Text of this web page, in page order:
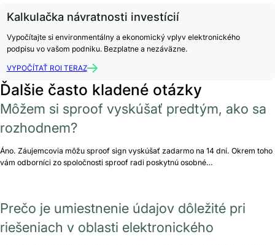
Kalkulačka návratnosti investícií
Vypočítajte si environmentálny a ekonomický vplyv elektronického
podpisu vo vašom podniku. Bezplatne a nezáväzne.
VYPOČÍTAŤ ROI TERAZ
Ďalšie často kladené otázky
Môžem si sproof vyskúšať predtým, ako sa
rozhodnem?
Áno. Záujemcovia môžu sproof sign vyskúšať zadarmo na 14 dní. Okrem toho
vám odborníci zo spoločnosti sproof radi poskytnú osobné…
Prečo je umiestnenie údajov dôležité pri
riešeniach v oblasti elektronického